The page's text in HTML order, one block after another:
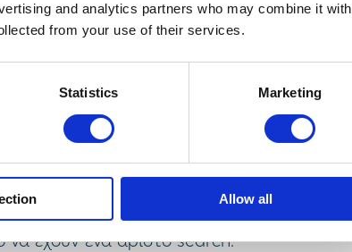
and analytics partners who may combine it with
from your use of their services.
Statistics Marketing
Allow all
Conversion rate
σε όσους πλοηγήθηκαν μέσα από την
το παραπάνω;
αλλά το 20% του τζίρου (αν δείτε
αν έχεις μια καλή αναζήτηση. Μια
ο χρήστης. Μια αναζήτηση επίπεδου
αυτά τα sites τα Sessions without
αυτά δεν έχουν άλλη επιλογή -λόγω
να έχουν ένα άριστο search.